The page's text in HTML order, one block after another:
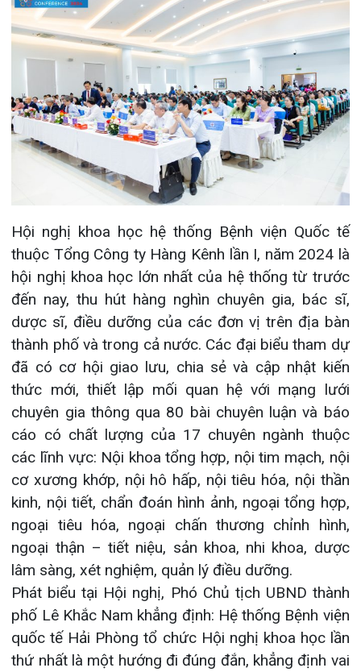
thuộc Tổng Công ty Hàng Kênh lần I, năm 2024 là
hội nghị khoa học lớn nhất của hệ thống từ trước
đến nay, thu hút hàng nghìn chuyên gia, bác sĩ,
dược sĩ, điều dưỡng của các đơn vị trên địa bàn
thành phố và trong cả nước. Các đại biểu tham dự
đã có cơ hội giao lưu, chia sẻ và cập nhật kiến
thức mới, thiết lập mối quan hệ với mạng lưới
chuyên gia thông qua 80 bài chuyên luận và báo
cáo có chất lượng của 17 chuyên ngành thuộc
các lĩnh vực: Nội khoa tổng hợp, nội tim mạch, nội
cơ xương khớp, nội hô hấp, nội tiêu hóa, nội thần
ngoại tiêu hóa, ngoại chấn thương chỉnh hình,
ngoại thận – tiết niệu, sản khoa, nhi khoa, dược
lâm sàng, xét nghiệm, quản lý điều dưỡng.
Phát biểu tại Hội nghị, Phó Chủ tịch UBND thành
phố Lê Khắc Nam khẳng định: Hệ thống Bệnh viện
quốc tế Hải Phòng tổ chức Hội nghị khoa học lần
thứ nhất là một hướng đi đúng đắn, khẳng định vai
trò quan trọng của hoạt động nghiên cứu khoa
học trong Bệnh viện. Đồng chí ghi nhận và đánh
giá cao sự đóng góp của Hệ thống Bệnh viện
quốc tế Hải Phòng vào sự nghiệp bảo vệ, chăm
sóc và nâng cao sức khỏe Nhân dân thành phố.